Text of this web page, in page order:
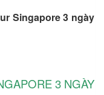
Singapore 3 ngày
3 NGÀY